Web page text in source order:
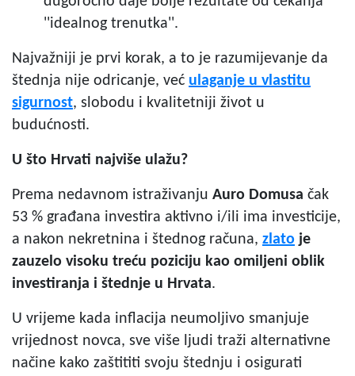
''idealnog trenutka''.
Najvažniji je prvi korak, a to je razumijevanje da
štednja nije odricanje, već ulaganje u vlastitu
sigurnost, slobodu i kvalitetniji život u
budućnosti.
U što Hrvati najviše ulažu?
Prema nedavnom istraživanju Auro Domusa čak
53 % građana investira aktivno i/ili ima investicije,
a nakon nekretnina i štednog računa, zlato je
zauzelo visoku treću poziciju kao omiljeni oblik
investiranja i štednje u Hrvata.
U vrijeme kada inflacija neumoljivo smanjuje
vrijednost novca, sve više ljudi traži alternativne
načine kako zaštititi svoju štednju i osigurati